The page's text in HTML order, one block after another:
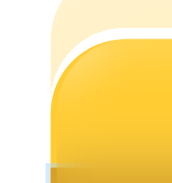
Launchpool
Flexibel staken om